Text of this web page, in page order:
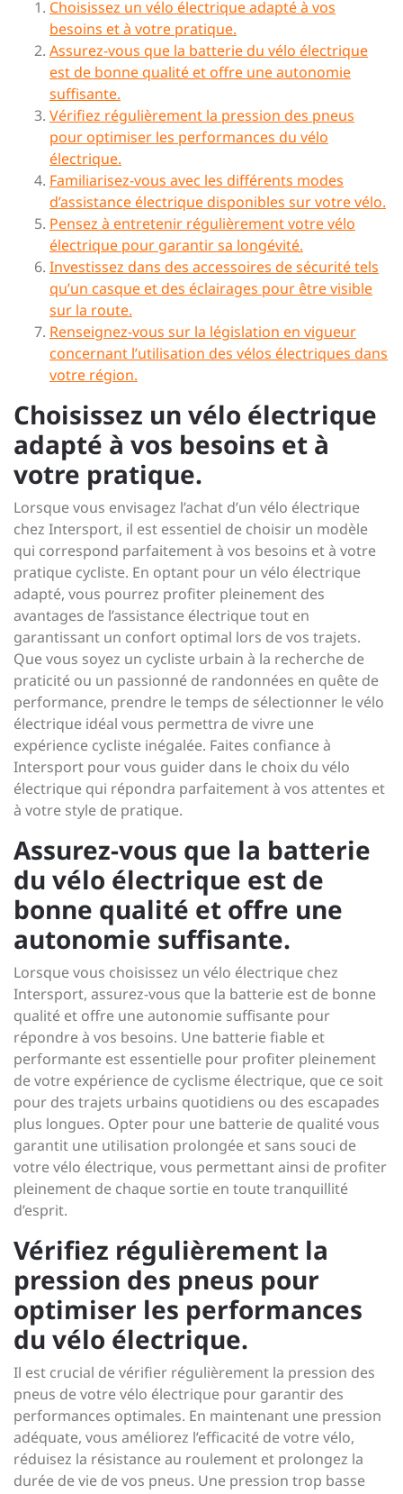
Choisissez un vélo électrique adapté à vos
besoins et à votre pratique.
Assurez-vous que la batterie du vélo électrique
est de bonne qualité et offre une autonomie
suffisante.
Vérifiez régulièrement la pression des pneus
pour optimiser les performances du vélo
électrique.
Familiarisez-vous avec les différents modes
d’assistance électrique disponibles sur votre vélo.
Pensez à entretenir régulièrement votre vélo
électrique pour garantir sa longévité.
Investissez dans des accessoires de sécurité tels
qu’un casque et des éclairages pour être visible
sur la route.
Renseignez-vous sur la législation en vigueur
concernant l’utilisation des vélos électriques dans
votre région.
Choisissez un vélo électrique
adapté à vos besoins et à
votre pratique.
Lorsque vous envisagez l’achat d’un vélo électrique
chez Intersport, il est essentiel de choisir un modèle
qui correspond parfaitement à vos besoins et à votre
pratique cycliste. En optant pour un vélo électrique
adapté, vous pourrez profiter pleinement des
avantages de l’assistance électrique tout en
garantissant un confort optimal lors de vos trajets.
Que vous soyez un cycliste urbain à la recherche de
praticité ou un passionné de randonnées en quête de
performance, prendre le temps de sélectionner le vélo
électrique idéal vous permettra de vivre une
expérience cycliste inégalée. Faites confiance à
Intersport pour vous guider dans le choix du vélo
électrique qui répondra parfaitement à vos attentes et
à votre style de pratique.
Assurez-vous que la batterie
du vélo électrique est de
bonne qualité et offre une
autonomie suffisante.
Lorsque vous choisissez un vélo électrique chez
Intersport, assurez-vous que la batterie est de bonne
qualité et offre une autonomie suffisante pour
répondre à vos besoins. Une batterie fiable et
performante est essentielle pour profiter pleinement
de votre expérience de cyclisme électrique, que ce soit
pour des trajets urbains quotidiens ou des escapades
plus longues. Opter pour une batterie de qualité vous
garantit une utilisation prolongée et sans souci de
votre vélo électrique, vous permettant ainsi de profiter
pleinement de chaque sortie en toute tranquillité
d’esprit.
Vérifiez régulièrement la
pression des pneus pour
optimiser les performances
du vélo électrique.
Il est crucial de vérifier régulièrement la pression des
pneus de votre vélo électrique pour garantir des
performances optimales. En maintenant une pression
adéquate, vous améliorez l’efficacité de votre vélo,
réduisez la résistance au roulement et prolongez la
durée de vie de vos pneus. Une pression trop basse